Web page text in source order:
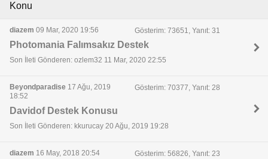
Konu
diazem 09 Mar, 2020 19:56 Gösterim: 73651, Yanıt: 31
Photomania Falımsakız Destek
Son İleti Gönderen: ozlem32 11 Mar, 2020 22:55
Beyondparadise 17 Ağu, 2019
18:52
Gösterim: 70377, Yanıt: 28
Davidof Destek Konusu
Son İleti Gönderen: kkurucay 20 Ağu, 2019 19:28
diazem 16 May, 2018 20:54 Gösterim: 56826, Yanıt: 23